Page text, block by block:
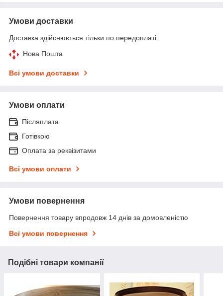
Умови доставки
Доставка здійснюється тільки по передоплаті.
Нова Пошта
Всі умови доставки
Умови оплати
Післяплата
Готівкою
Оплата за реквізитами
Всі умови оплати
Умови повернення
Повернення товару впродовж 14 днів за домовленістю
Всі умови повернення
Подібні товари компанії